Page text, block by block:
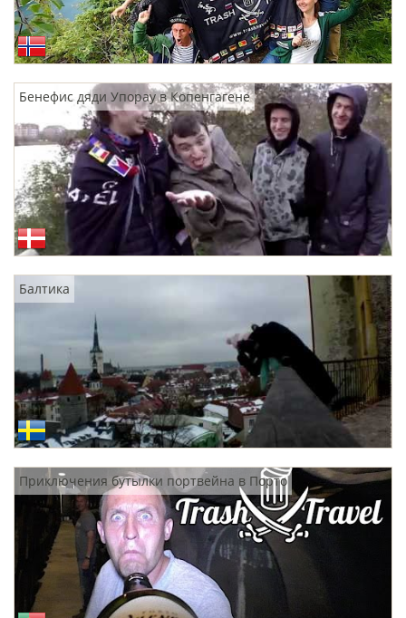
Бенефис дяди Упорау в Копенгагене
Балтика
Приключения бутылки портвейна в Порто